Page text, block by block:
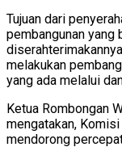
Tujuan dari
pembangunan yang
melakukan
yang ada melalui
Ketua Rombongan
mengatakan,
mendorong